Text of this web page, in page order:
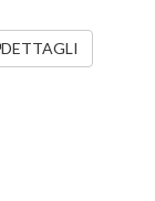
DETTAGLI